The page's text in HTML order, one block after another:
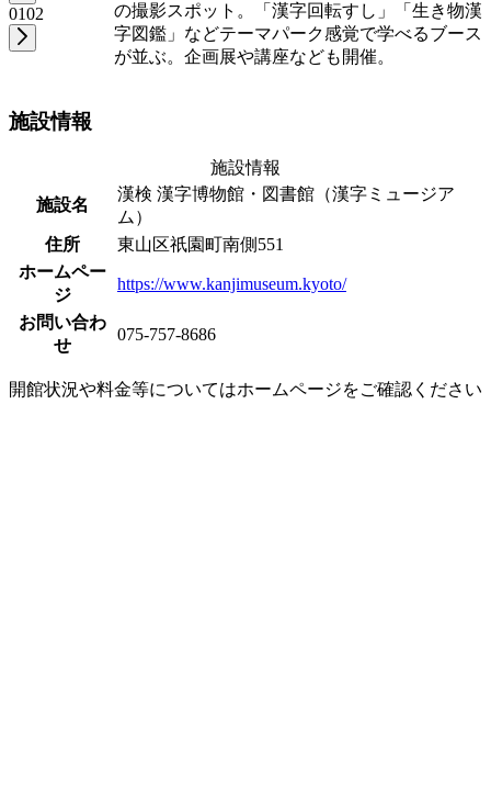
0102
の撮影スポット。「漢字回転すし」「生き物漢
字図鑑」などテーマパーク感覚で学べるブース
が並ぶ。企画展や講座なども開催。
施設情報
施設情報
施設名
漢検 漢字博物館・図書館（漢字ミュージア
ム）
住所
東山区祇園町南側551
ホームペー
ジ
https://www.kanjimuseum.kyoto/
お問い合わ
せ
075-757-8686
開館状況や料金等についてはホームページをご確認ください